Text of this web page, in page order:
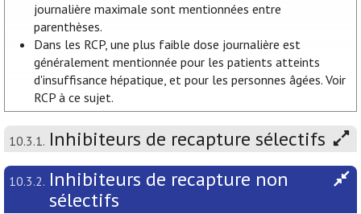
journalière maximale sont mentionnées entre
parenthèses.
Dans les RCP, une plus faible dose journalière est
généralement mentionnée pour les patients atteints
d'insuffisance hépatique, et pour les personnes âgées. Voir
RCP à ce sujet.
10.3.1. Inhibiteurs de recapture sélectifs
10.3.2. Inhibiteurs de recapture non
sélectifs